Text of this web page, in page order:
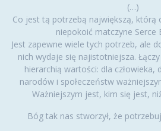
(…)
Co jest tą potrzebą największą, którą
niepokoić matczyne Serce
Jest zapewne wiele tych potrzeb, ale
nich wydaje się najistotniejsza.
hierarchią wartości: dla człowieka,
narodów i społeczeństw
Ważniejszym jest, kim się jest,
Bóg tak nas stworzył, że